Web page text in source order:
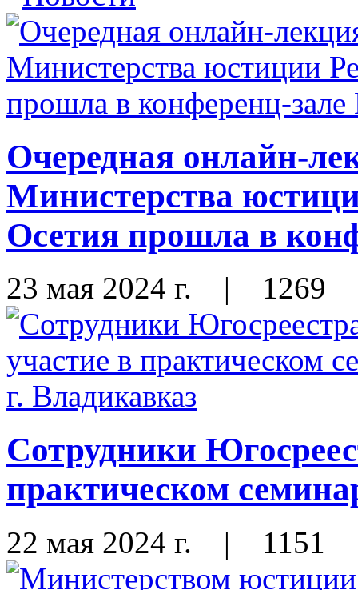
Очередная онлайн-
Министерства
Осетия прошла в
23 мая 2024 г. | 1269
Сотрудники
практическом
22 мая 2024 г. | 1151